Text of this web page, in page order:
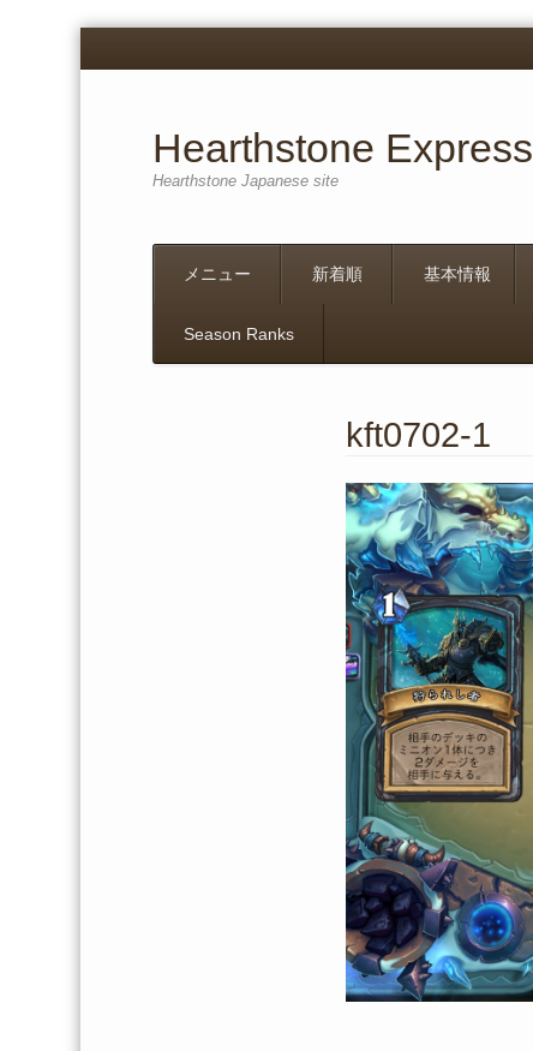
Hearthstone Express
Hearthstone Japanese site
メニュー 新着順 基本情報
Season Ranks
kft0702-1